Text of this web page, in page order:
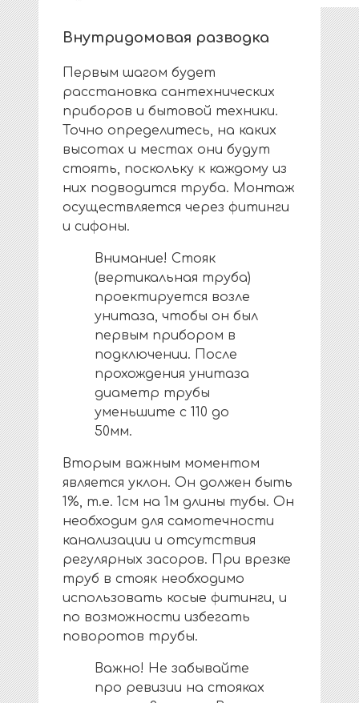
Внутридомовая разводка
Первым шагом будет
расстановка сантехнических
приборов и бытовой техники.
Точно определитесь, на каких
высотах и местах они будут
стоять, поскольку к каждому из
них подводится труба. Монтаж
осуществляется через фитинги
и сифоны.
Внимание! Стояк
(вертикальная труба)
проектируется возле
унитаза, чтобы он был
первым прибором в
подключении. После
прохождения унитаза
диаметр трубы
уменьшите с 110 до
50мм.
Вторым важным моментом
является уклон. Он должен быть
1%, т.е. 1см на 1м длины тубы. Он
необходим для самотечности
канализации и отсутствия
регулярных засоров. При врезке
труб в стояк необходимо
использовать косые фитинги, и
по возможности избегать
поворотов трубы.
Важно! Не забывайте
про ревизии на стояках